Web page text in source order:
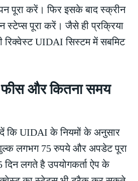
पूरा करें। फिर इसके बाद स्क्रीन
स्टेप्स पूरा करें। जैसे ही प्रक्रिया
रिक्वेस्ट UIDAI सिस्टम में सबमिट
फीस और कितना समय
दें कि UIDAI के नियमों के अनुसार
लगभग 75 रुपये और अपडेट पूरा
लगते है उपयोगकर्ता ऐप के